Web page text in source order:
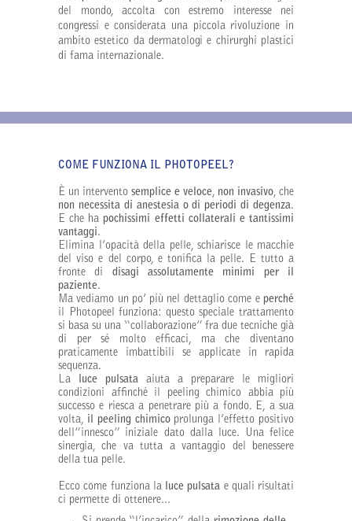
del mondo, accolta con estremo interesse nei
congressi e considerata una piccola rivoluzione in
ambito estetico da dermatologi e chirurghi plastici
di fama internazionale.
COME FUNZIONA IL PHOTOPEEL?
È un intervento semplice e veloce, non invasivo, che
non necessita di anestesia o di periodi di degenza.
E che ha pochissimi effetti collaterali e tantissimi
vantaggi.
Elimina l’opacità della pelle, schiarisce le macchie
del viso e del corpo, e tonifica la pelle. E tutto a
fronte di disagi assolutamente minimi per il
paziente.
Ma vediamo un po’ più nel dettaglio come e perché
il Photopeel funziona: questo speciale trattamento
si basa su una “collaborazione” fra due tecniche già
di per sé molto efficaci, ma che diventano
praticamente imbattibili se applicate in rapida
sequenza.
La luce pulsata aiuta a preparare le migliori
condizioni affinché il peeling chimico abbia più
successo e riesca a penetrare più a fondo. E, a sua
volta, il peeling chimicoprolunga l’effetto positivo
dell”innesco” iniziale dato dalla luce. Una felice
sinergia, che va tutta a vantaggio del benessere
della tua pelle.
Ecco come funziona la luce pulsata e quali risultati
ci permette di ottenere...